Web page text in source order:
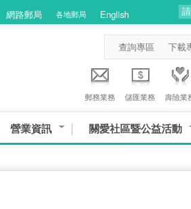
網路郵局 各地郵局 English
查詢專區 下載
郵務業務 儲匯業務 壽險業
營業資訊 關愛社區暨公益活動